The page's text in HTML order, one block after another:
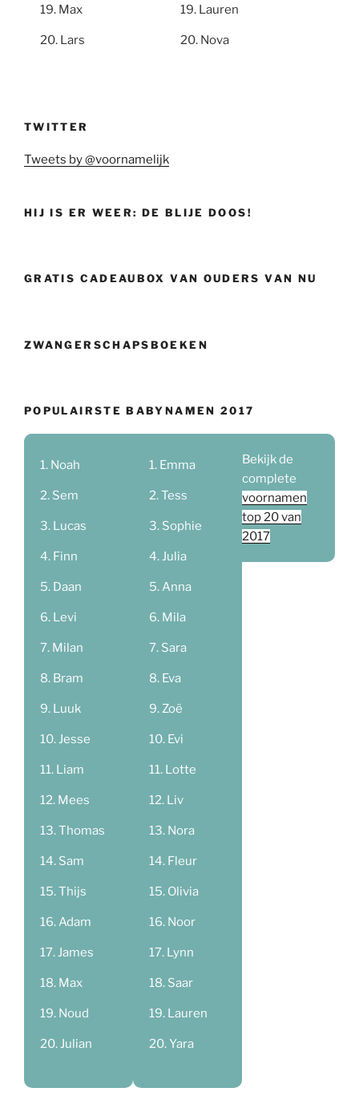
Max
Lars
Lauren
Nova
TWITTER
Tweets by @voornamelijk
HIJ IS ER WEER: DE BLIJE DOOS!
GRATIS CADEAUBOX VAN OUDERS VAN NU
ZWANGERSCHAPSBOEKEN
POPULAIRSTE BABYNAMEN 2017
Noah
Sem
Lucas
Finn
Daan
Levi
Milan
Bram
Luuk
Jesse
Liam
Mees
Thomas
Sam
Thijs
Adam
James
Max
Noud
Julian
Emma
Tess
Sophie
Julia
Anna
Mila
Sara
Eva
Zoë
Evi
Lotte
Liv
Nora
Fleur
Olivia
Noor
Lynn
Saar
Lauren
Yara
Bekijk de
complete
voornamen
top 20 van
2017